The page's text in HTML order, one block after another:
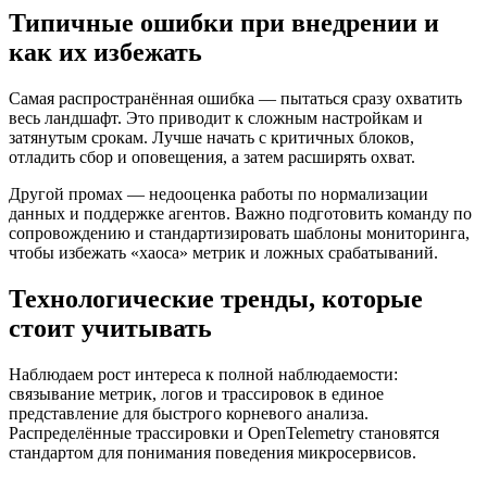
Типичные ошибки при внедрении и
как их избежать
Самая распространённая ошибка — пытаться сразу охватить
весь ландшафт. Это приводит к сложным настройкам и
затянутым срокам. Лучше начать с критичных блоков,
отладить сбор и оповещения, а затем расширять охват.
Другой промах — недооценка работы по нормализации
данных и поддержке агентов. Важно подготовить команду по
сопровождению и стандартизировать шаблоны мониторинга,
чтобы избежать «хаоса» метрик и ложных срабатываний.
Технологические тренды, которые
стоит учитывать
Наблюдаем рост интереса к полной наблюдаемости:
связывание метрик, логов и трассировок в единое
представление для быстрого корневого анализа.
Распределённые трассировки и OpenTelemetry становятся
стандартом для понимания поведения микросервисов.